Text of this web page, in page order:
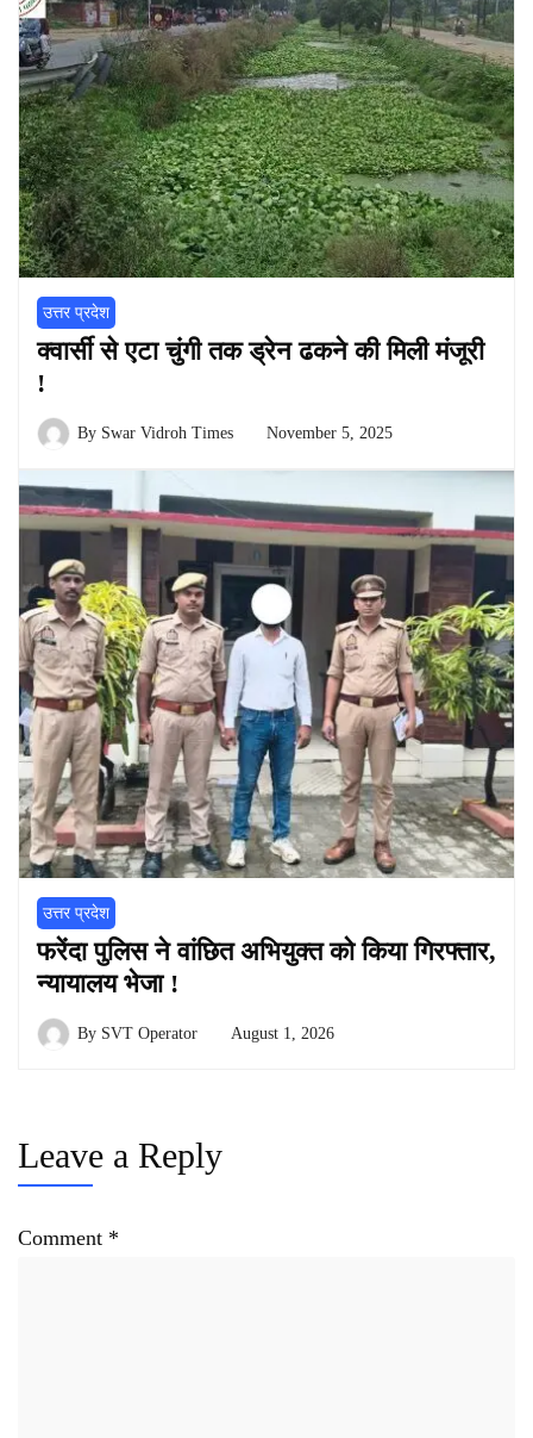
उत्तर प्रदेश
क्वार्सी से एटा चुंगी तक ड्रेन ढकने की मिली मंजूरी
!
By Swar Vidroh Times November 5, 2025
उत्तर प्रदेश
फरेंदा पुलिस ने वांछित अभियुक्त को किया गिरफ्तार,
न्यायालय भेजा !
By SVT Operator August 1, 2026
Leave a Reply
Comment *